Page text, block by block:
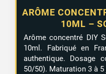
ARÔME
10ML –
Arôme concentré DIY
10ml. Fabriqué en
authentique. Dosage
50/50). Maturation 3 à 5